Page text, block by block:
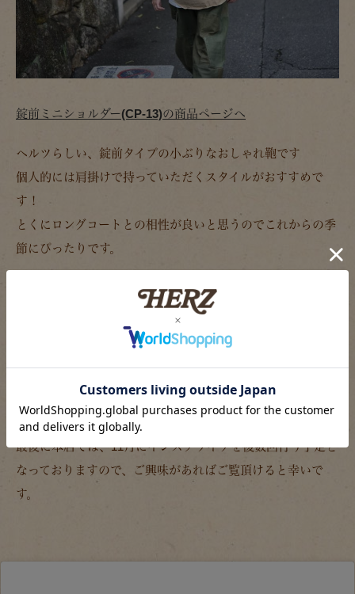
錠前ミニショルダー(CP-13)の商品ページへ
ヘルツらしい、錠前タイプの小ぶりなおしゃれ鞄です
個人的には肩掛けで持っていただくスタイルがおすすめで
す！
とくにロングコートとの相性が良いと思うのでこれからの季
節にぴったりです。
今後、もし店頭でお見かけしたらお気軽にお声をかけてくだ
コーディネートに合わせた商品のご提案などもさせていただ
まだまだ至らぬことが多いとは思いますが、一生懸命頑張り
ますのでよろしくお願いいたします！
最後に本店では、11月にインスタライブを複数回行う予定と
なっておりますので、ご興味があればご覧頂けると幸いで
す。